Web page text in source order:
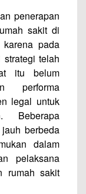
penerapan
sakit di
karena pada
telah
itu belum
performa
legal untuk
Beberapa
berbeda
dalam
pelaksana
rumah sakit